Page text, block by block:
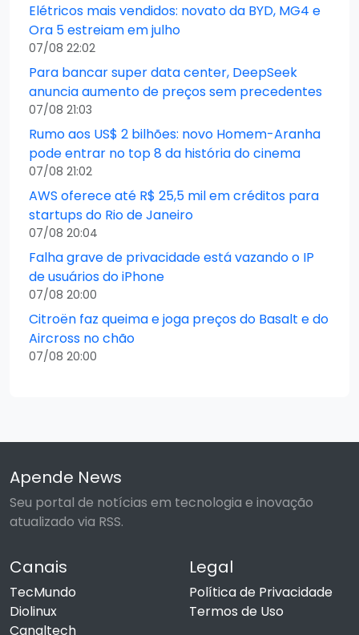
Elétricos mais vendidos: novato da BYD, MG4 e
Ora 5 estreiam em julho
07/08 22:02
Para bancar super data center, DeepSeek
anuncia aumento de preços sem precedentes
07/08 21:03
Rumo aos US$ 2 bilhões: novo Homem-Aranha
pode entrar no top 8 da história do cinema
07/08 21:02
AWS oferece até R$ 25,5 mil em créditos para
startups do Rio de Janeiro
07/08 20:04
Falha grave de privacidade está vazando o IP
de usuários do iPhone
07/08 20:00
Citroën faz queima e joga preços do Basalt e do
Aircross no chão
07/08 20:00
Apende News
Seu portal de notícias em tecnologia e inovação
atualizado via RSS.
Canais
TecMundo
Diolinux
Canaltech
Legal
Política de Privacidade
Termos de Uso